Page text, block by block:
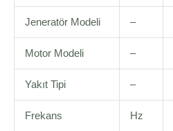
Jeneratör Modeli –
Motor Modeli –
Yakıt Tipi –
Frekans Hz